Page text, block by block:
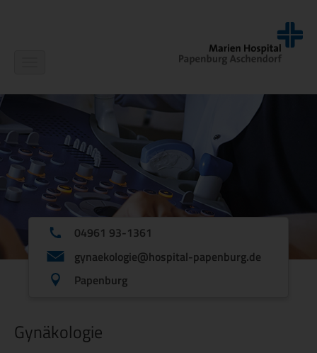
04961 93-1361
gynaekologie@hospital-papenburg.de
Papenburg
Gynäkologie